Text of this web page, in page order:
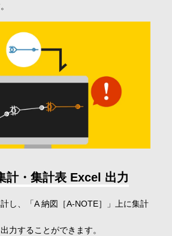
計・集計表 Excel 出力
し、「A 納図［A-NOTE］」上に集計
力することができます。